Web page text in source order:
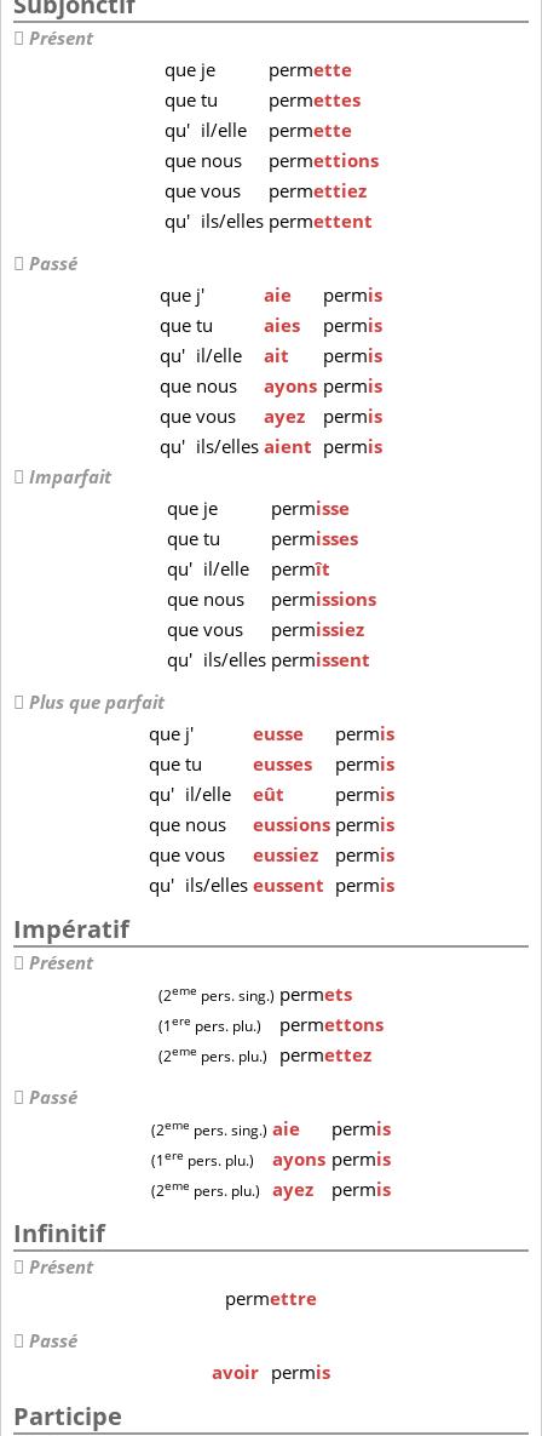
Présent
que je permette
que tu permettes
qu' il/elle permette
que nous permettions
que vous permettiez
qu' ils/elles permettent
Passé
que j' aie permis
quetu aies permis
qu' il/elle ait permis
que nous ayons permis
quevous ayez permis
qu' ils/ellesaient permis
Imparfait
que je permisse
que tu permisses
qu' il/elle permît
que nous permissions
que vous permissiez
qu' ils/elles permissent
Plus que parfait
que j' eusse permis
que tu eusses permis
qu' il/elle eût permis
que nous eussions permis
que vous eussiez permis
qu' ils/elles eussent permis
Impératif
Présent
(2eme pers. sing.) permets
(1ere pers. plu.) permettons
(2eme pers. plu.) permettez
Passé
(2eme pers. sing.) aie permis
(1ere pers. plu.) ayons permis
(2eme pers. plu.) ayez permis
Infinitif
Présent
permettre
Passé
avoir permis
Participe